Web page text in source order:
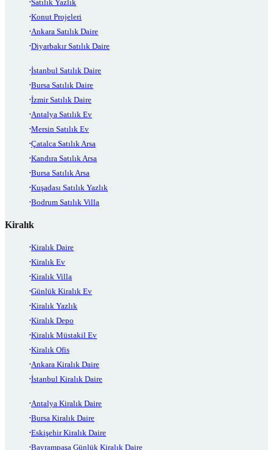
Satılık Yazlık
Konut Projeleri
Ankara Satılık Daire
Diyarbakır Satılık Daire
İstanbul Satılık Daire
Bursa Satılık Daire
İzmir Satılık Daire
Antalya Satılık Ev
Mersin Satılık Ev
Çatalca Satılık Arsa
Kandıra Satılık Arsa
Bursa Satılık Arsa
Kuşadası Satılık Yazlık
Bodrum Satılık Villa
Kiralık
Kiralık Daire
Kiralık Ev
Kiralık Villa
Günlük Kiralık Ev
Kiralık Yazlık
Kiralık Depo
Kiralık Müstakil Ev
Kiralık Ofis
Ankara Kiralık Daire
İstanbul Kiralık Daire
Antalya Kiralık Daire
Bursa Kiralık Daire
Eskişehir Kiralık Daire
Bayrampaşa Günlük Kiralık Daire